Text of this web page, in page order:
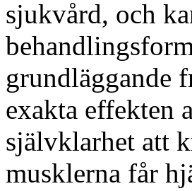
sjukvård, och
grundläggande
exakta effekten
självklarhet att
musklerna får